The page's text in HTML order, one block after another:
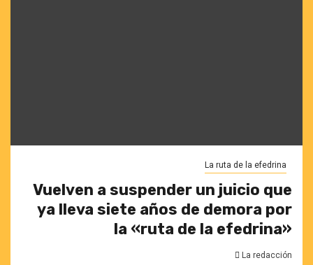
La ruta de la efedrina
Vuelven a suspender un juicio que
ya lleva siete años de demora por
la «ruta de la efedrina»
La redacción